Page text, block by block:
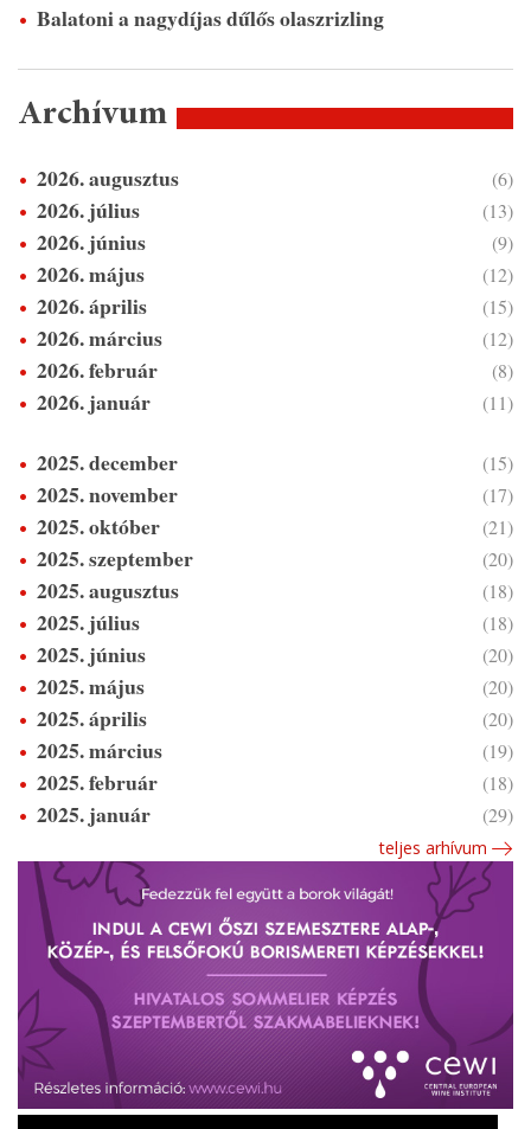
Balatoni a nagydíjas dűlős olaszrizling
Archívum
2026. augusztus (6)
2026. július (13)
2026. június (9)
2026. május (12)
2026. április (15)
2026. március (12)
2026. február (8)
2026. január (11)
2025. december (15)
2025. november (17)
2025. október (21)
2025. szeptember (20)
2025. augusztus (18)
2025. július (18)
2025. június (20)
2025. május (20)
2025. április (20)
2025. március (19)
2025. február (18)
2025. január (29)
teljes arhívum